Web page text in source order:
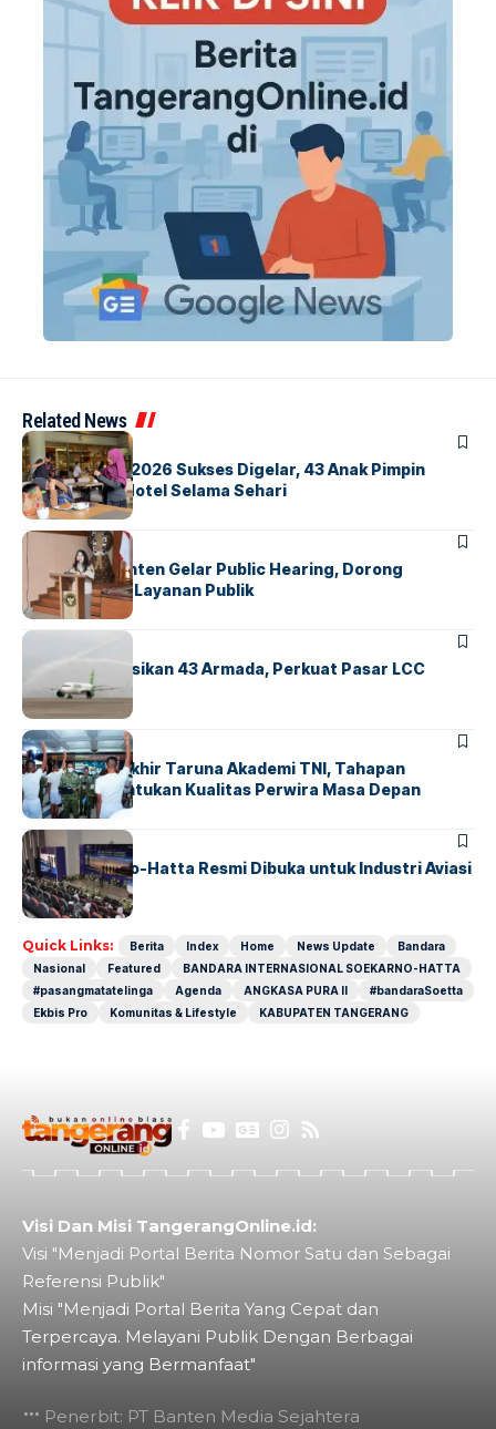
Related News
BERITAINDEX
GM For A Day 2026 Sukses Digelar, 43 Anak Pimpin
Operasional Hotel Selama Sehari
BANDARA BERITA
Karantina Banten Gelar Public Hearing, Dorong
Transparansi Layanan Publik
BANDARA
Citilink Operasikan 43 Armada, Perkuat Pasar LCC
Nasional
BERITA
Sidang Pantukhir Taruna Akademi TNI, Tahapan
Strategis Tentukan Kualitas Perwira Masa Depan
BANDARA BERITA
IALC Soekarno-Hatta Resmi Dibuka untuk Industri Aviasi
Dunia
Quick Links: Berita Index Home News Update
Bandara
Nasional
Featured
BANDARA INTERNASIONAL SOEKARNO-HATTA
#pasangmatatelinga
Agenda ANGKASA PURA II
#bandaraSoetta
Ekbis Pro
Komunitas & Lifestyle KABUPATEN TANGERANG
Visi Dan Misi TangerangOnline.id:
Visi "Menjadi Portal Berita Nomor Satu dan Sebagai
Referensi Publik"
Misi "Menjadi Portal Berita Yang Cepat dan
Terpercaya. Melayani Publik Dengan Berbagai
informasi yang Bermanfaat"
Penerbit: PT Banten Media Sejahtera